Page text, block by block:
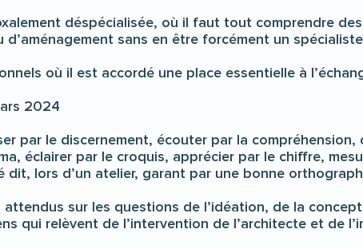
déspécialisée, où il faut tout comprendre
sans en être forcément un
où il est accordé une place essentielle à
2024
par le discernement, écouter par la compréhension,
éclairer par le croquis, apprécier par le chiffre,
lors d’un atelier, garant par une bonne
sur les questions de l’idéation, de la
qui relèvent de l’intervention de l’architecte et de